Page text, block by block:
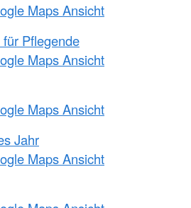
Maps Ansicht
Pflegende
Maps Ansicht
Maps Ansicht
Jahr
Maps Ansicht